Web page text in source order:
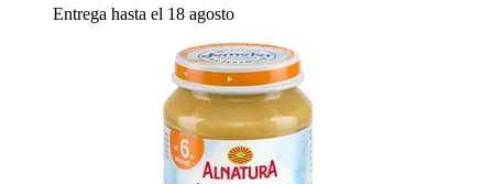
Entrega hasta el 18 agosto